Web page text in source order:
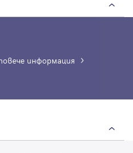
информация